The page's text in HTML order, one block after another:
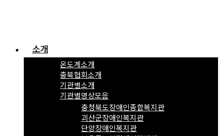
소개
온도계소개
충북협회소개
기관별소개
기관별영상모음
충청북도장애인종합복지관
괴산군장애인복지관
단양장애인복지관